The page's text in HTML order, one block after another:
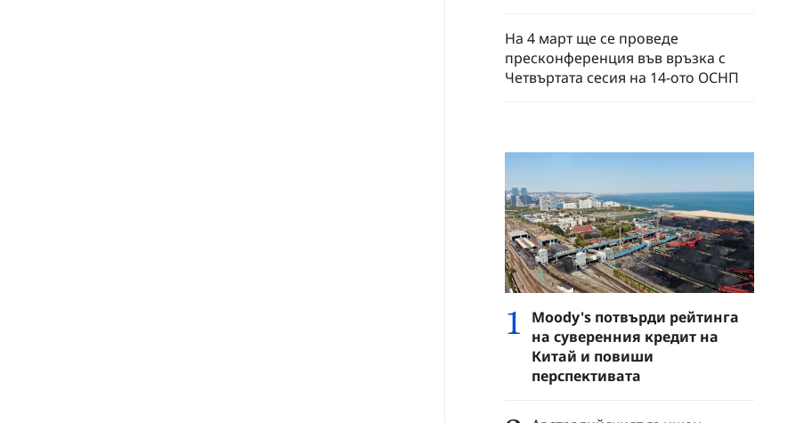
На 4 март ще се проведе
пресконференция във връзка с
Четвъртата сесия на 14-ото ОСНП
1
Moody's потвърди рейтинга
на суверенния кредит на
Китай и повиши
перспективата